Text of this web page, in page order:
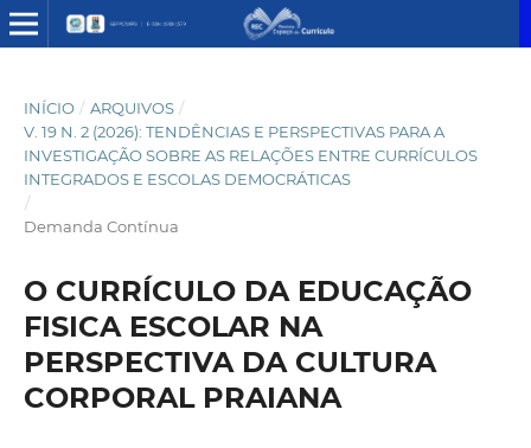
INÍCIO / ARQUIVOS /
V. 19 N. 2 (2026): TENDÊNCIAS E PERSPECTIVAS PARA A
INVESTIGAÇÃO SOBRE AS RELAÇÕES ENTRE CURRÍCULOS
INTEGRADOS E ESCOLAS DEMOCRÁTICAS
/
Demanda Contínua
O CURRÍCULO DA EDUCAÇÃO
FISICA ESCOLAR NA
PERSPECTIVA DA CULTURA
CORPORAL PRAIANA